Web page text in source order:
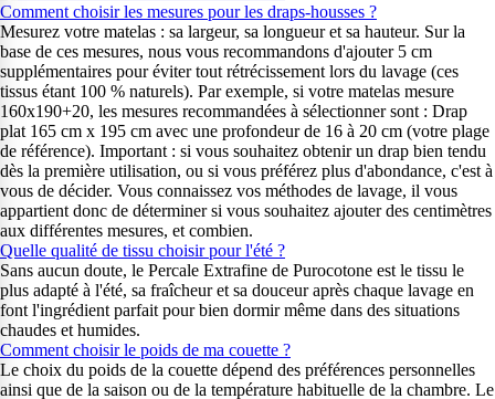
Comment choisir les mesures pour les draps-housses ?
Mesurez votre matelas : sa largeur, sa longueur et sa hauteur. Sur la
base de ces mesures, nous vous recommandons d'ajouter 5 cm
supplémentaires pour éviter tout rétrécissement lors du lavage (ces
tissus étant 100 % naturels). Par exemple, si votre matelas mesure
160x190+20, les mesures recommandées à sélectionner sont : Drap
plat 165 cm x 195 cm avec une profondeur de 16 à 20 cm (votre plage
de référence). Important : si vous souhaitez obtenir un drap bien tendu
dès la première utilisation, ou si vous préférez plus d'abondance, c'est à
vous de décider. Vous connaissez vos méthodes de lavage, il vous
appartient donc de déterminer si vous souhaitez ajouter des centimètres
aux différentes mesures, et combien.
Quelle qualité de tissu choisir pour l'été ?
Sans aucun doute, le Percale Extrafine de Purocotone est le tissu le
plus adapté à l'été, sa fraîcheur et sa douceur après chaque lavage en
font l'ingrédient parfait pour bien dormir même dans des situations
chaudes et humides.
Comment choisir le poids de ma couette ?
Le choix du poids de la couette dépend des préférences personnelles
ainsi que de la saison ou de la température habituelle de la chambre. Le